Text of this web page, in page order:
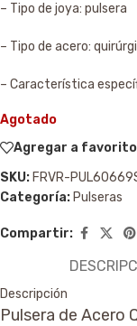
– Tipo de joya: pulsera
– Tipo de acero:
– Característica
Agotado
Agregar a
SKU: FRVR-
Categoría: Pulseras
Compartir:
Descripción
Pulsera de Acero